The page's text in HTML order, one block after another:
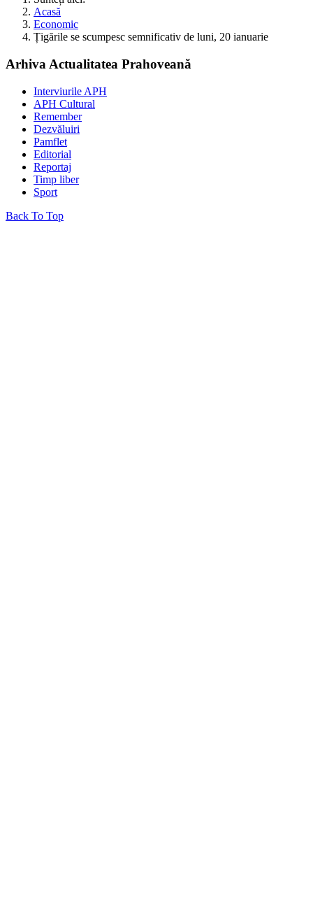
Acasă
Economic
Țigările se scumpesc semnificativ de luni, 20 ianuarie
Arhiva Actualitatea Prahoveană
Interviurile APH
APH Cultural
Remember
Dezvăluiri
Pamflet
Editorial
Reportaj
Timp liber
Sport
Back To Top